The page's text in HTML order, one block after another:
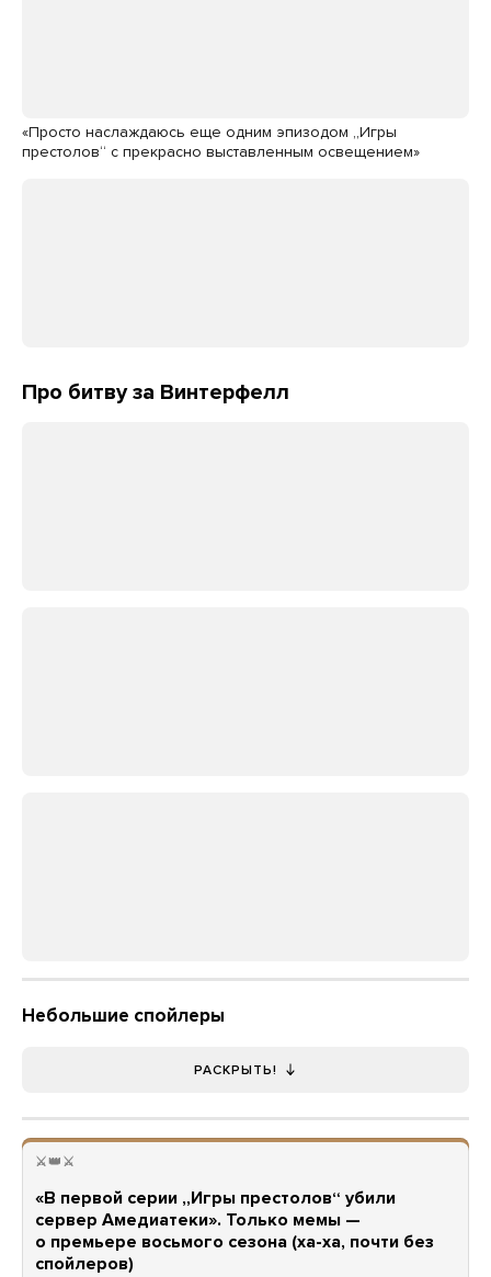
«Просто наслаждаюсь еще одним эпизодом „Игры
престолов“ с прекрасно выставленным освещением»
Про битву за Винтерфелл
Небольшие спойлеры
РАСКРЫТЬ!
⚔️👑⚔️
«В первой серии „Игры престолов“ убили
сервер Амедиатеки». Только мемы —
о премьере восьмого сезона (ха-ха, почти без
спойлеров)